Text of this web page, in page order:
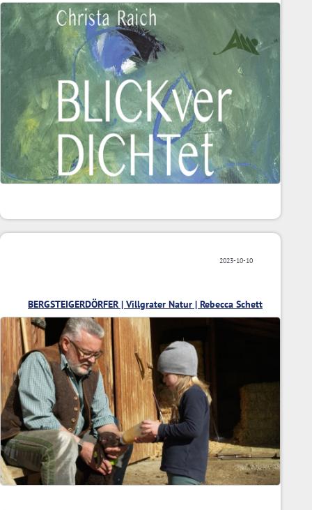
2023-10-10
BERGSTEIGERDÖRFER | Villgrater Natur | Rebecca Schett